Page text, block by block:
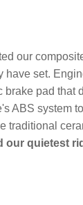
our
have set.
brake pad that
ABS system
traditional
our quietest